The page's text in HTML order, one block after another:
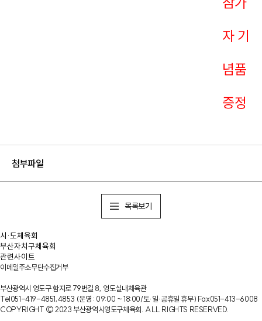
자 기
념품
증정
첨부파일
목록보기
이메일주소무단수집거부
부산광역시 영도구 함지로 79번길 8, 영도실내체육관
Tel051-419-4851,4853 (운영 : 09:00 ~ 18:00/토·일·공휴일 휴무) Fax051-413-6008
COPYRIGHT © 2023 부산광역시영도구체육회. ALL RIGHTS RESERVED.